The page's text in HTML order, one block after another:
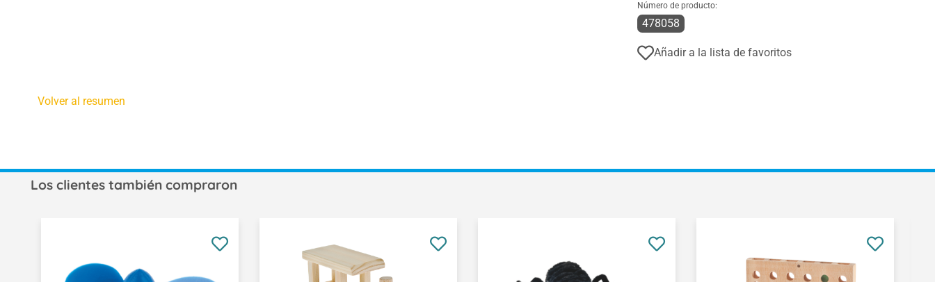
Número de producto:
478058
Añadir a la lista de favoritos
Volver al resumen
Los clientes también compraron